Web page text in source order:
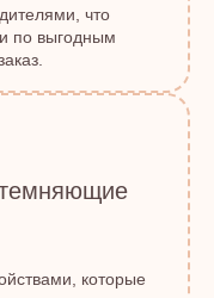
что
по выгодным
которые